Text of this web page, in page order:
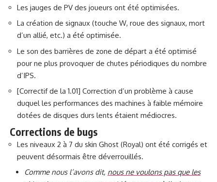
Les jauges de PV des joueurs ont été optimisées.
La création de signaux (touche W, roue des signaux, mort
d’un allié, etc.) a été optimisée.
Le son des barrières de zone de départ a été optimisé
pour ne plus provoquer de chutes périodiques du nombre
d’IPS.
[Correctif de la 1.01] Correction d’un problème à cause
duquel les performances des machines à faible mémoire
dotées de disques durs lents étaient médiocres.
Corrections de bugs
Les niveaux 2 à 7 du skin Ghost (Royal) ont été corrigés et
peuvent désormais être déverrouillés.
Comme nous l’avons dit, nous ne voulons pas que les